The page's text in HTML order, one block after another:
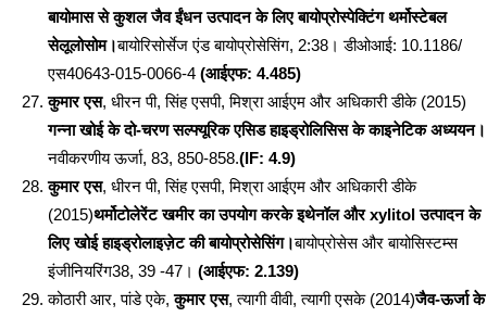
बायोमास से कुशल जैव ईंधन उत्पादन के लिए बायोप्रोस्पेक्टिंग थर्मोस्टेबल
सेलूलोसोम।बायोरिसोर्सेज एंड बायोप्रोसेसिंग, 2:38। डीओआई: 10.1186/
एस40643-015-0066-4 (आईएफ: 4.485)
कुमार एस, धीरन पी, सिंह एसपी, मिश्रा आईएम और अधिकारी डीके (2015)
गन्ना खोई के दो-चरण सल्फ्यूरिक एसिड हाइड्रोलिसिस के काइनेटिक अध्ययन।
नवीकरणीय ऊर्जा, 83, 850-858.(IF: 4.9)
कुमार एस, धीरन पी, सिंह एसपी, मिश्रा आईएम और अधिकारी डीके
(2015)थर्मोटोलेरेंट खमीर का उपयोग करके इथेनॉल और xylitol उत्पादन के
लिए खोई हाइड्रोलाइज़ेट की बायोप्रोसेसिंग।बायोप्रोसेस और बायोसिस्टम्स
इंजीनियरिंग38, 39 -47। (आईएफ: 2.139)
कोठारी आर, पांडे एके,कुमार एस, त्यागी वीवी, त्यागी एसके (2014)जैव-ऊर्जा के